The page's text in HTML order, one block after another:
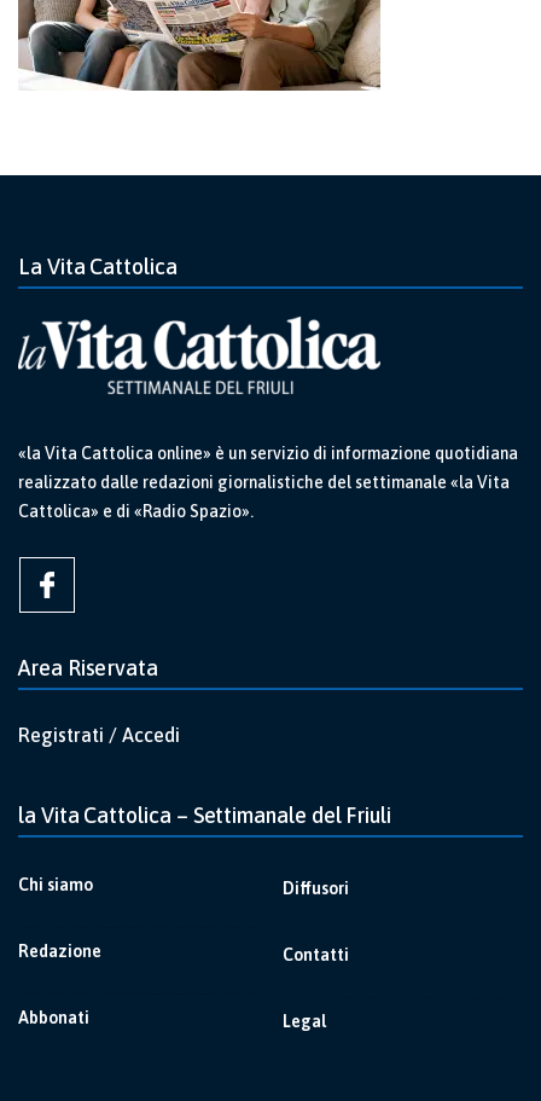
La Vita Cattolica
«la Vita Cattolica online» è un servizio di informazione quotidiana
realizzato dalle redazioni giornalistiche del settimanale «la Vita
Cattolica» e di «Radio Spazio».
Area Riservata
Registrati / Accedi
la Vita Cattolica – Settimanale del Friuli
Chi siamo
Redazione
Abbonati
Diffusori
Contatti
Legal